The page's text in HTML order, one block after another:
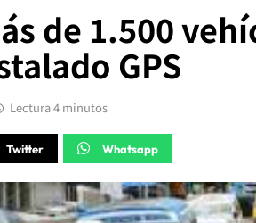
de 1.500
GPS
Lectura 4 minutos
Twitter Whatsapp